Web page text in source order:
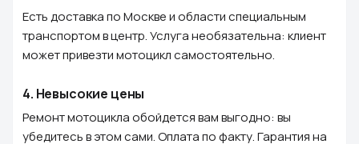
Есть доставка по Москве и области специальным
транспортом в центр. Услуга необязательна: клиент
может привезти мотоцикл самостоятельно.
4. Невысокие цены
Ремонт мотоцикла обойдется вам выгодно: вы
убедитесь в этом сами. Оплата по факту. Гарантия на